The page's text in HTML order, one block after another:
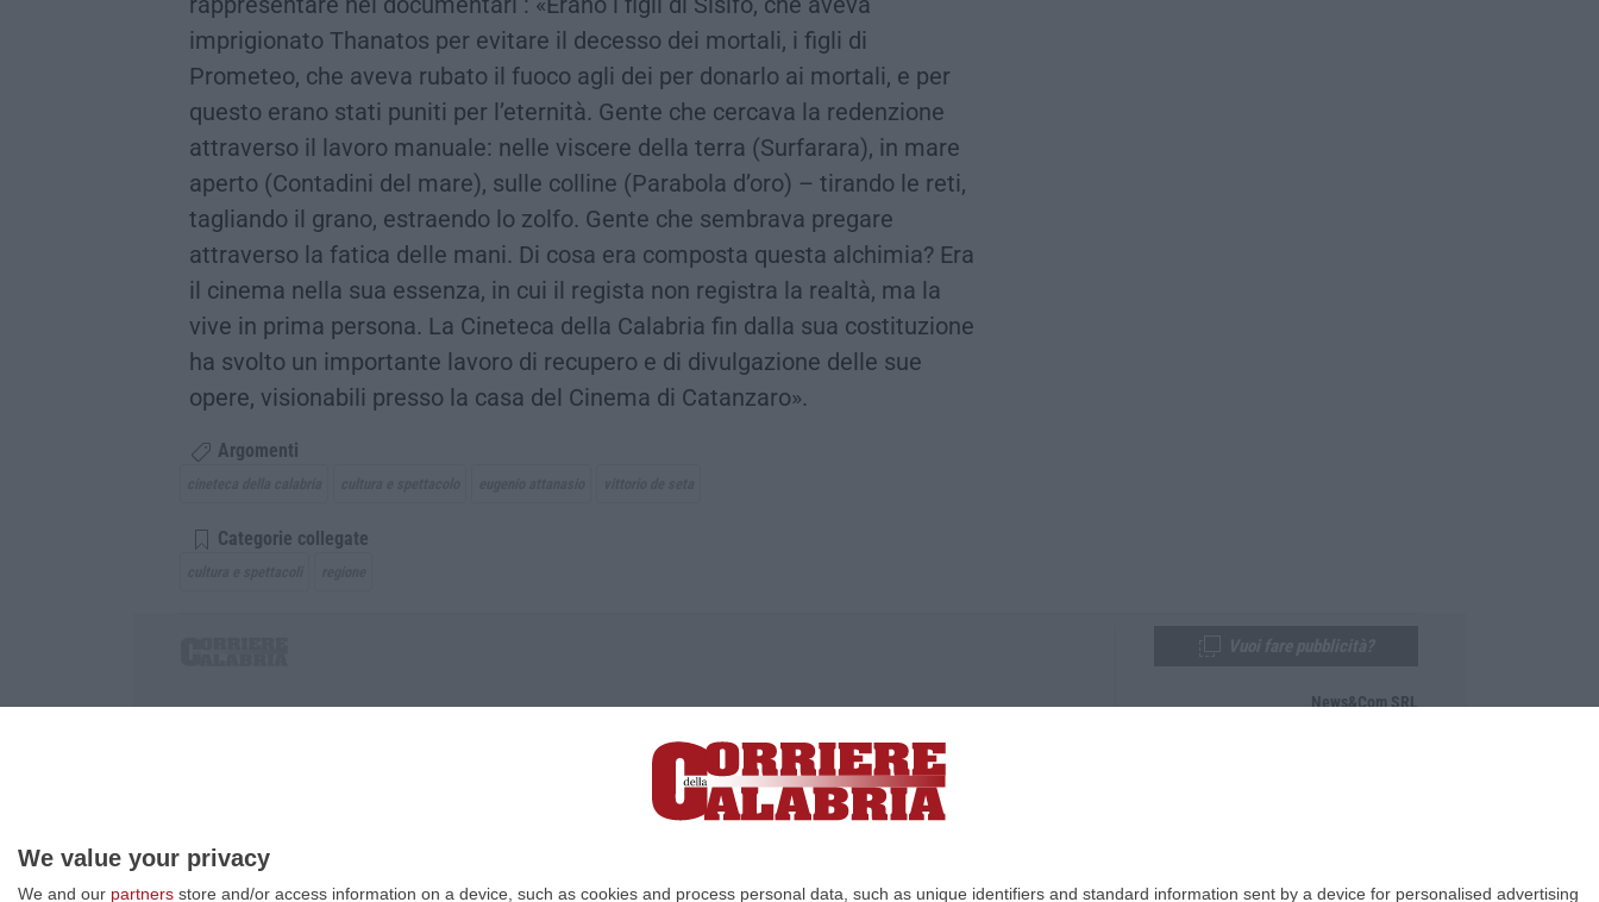
We value your privacy
We and our partners store and/or access information on a device, such as cookies and process personal data, such as unique identifiers and standard information sent by a device for personalised advertising
imprigionato Thanatos per evitare il decesso dei mortali, i figli di
Prometeo, che aveva rubato il fuoco agli dei per donarlo ai mortali, e per
questo erano stati puniti per l’eternità. Gente che cercava la redenzione
attraverso il lavoro manuale: nelle viscere della terra (Surfarara), in mare
aperto (Contadini del mare), sulle colline (Parabola d’oro) – tirando le reti,
tagliando il grano, estraendo lo zolfo. Gente che sembrava pregare
attraverso la fatica delle mani. Di cosa era composta questa alchimia? Era
il cinema nella sua essenza, in cui il regista non registra la realtà, ma la
vive in prima persona. La Cineteca della Calabria fin dalla sua costituzione
ha svolto un importante lavoro di recupero e di divulgazione delle sue
opere, visionabili presso la casa del Cinema di Catanzaro».
Argomenti
Categorie collegate
P.IVA. 03199620794, Via del mare 6/G, S.Eufemia, Lamezia Terme (CZ)
Iscrizione tribunale di Lamezia Terme 5/2011 - Direttore responsabile Paola Militano |Privacy
News&Com SRL